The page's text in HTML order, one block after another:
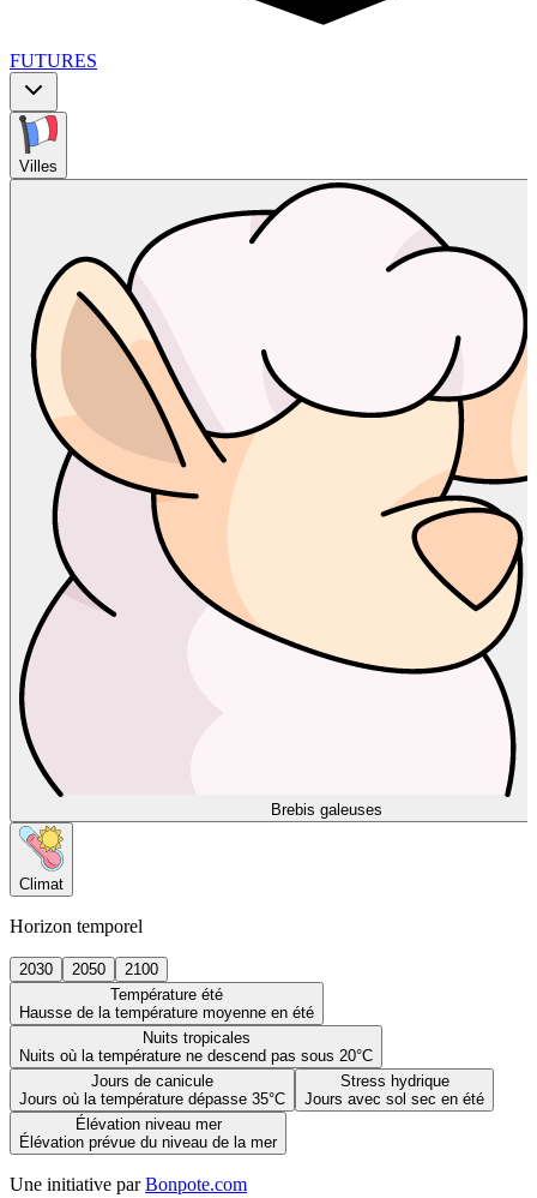
FUTURES
Villes
Brebis galeuses
Climat
Horizon temporel
2030 2050
2100
Température été
Hausse de la température moyenne en été
Nuits tropicales
Nuits où la température ne descend pas sous 20°C
Jours de canicule
Jours où la température dépasse 35°C
Stress hydrique
Jours avec sol sec en été
Élévation niveau mer
Élévation prévue du niveau de la mer
Une initiative par Bonpote.com